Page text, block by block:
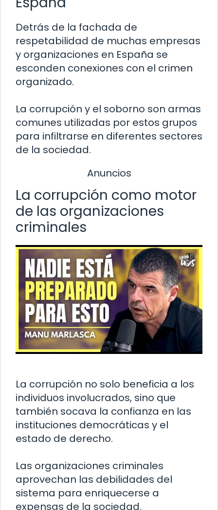
Detrás de la fachada de
respetabilidad de muchas empresas
y organizaciones en España se
esconden conexiones con el crimen
organizado.
La corrupción y el soborno son armas
comunes utilizadas por estos grupos
para infiltrarse en diferentes sectores
de la sociedad.
Anuncios
La corrupción como motor
de las organizaciones
criminales
La corrupción no solo beneficia a los
individuos involucrados, sino que
también socava la confianza en las
instituciones democráticas y el
estado de derecho.
Las organizaciones criminales
aprovechan las debilidades del
sistema para enriquecerse a
expensas de la sociedad.